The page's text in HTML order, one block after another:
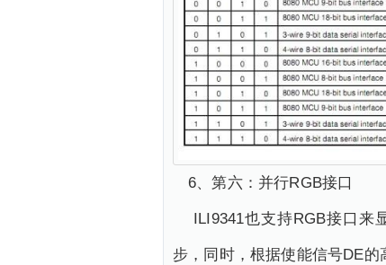
6、第六：并行RGB接口
ILI9341也支持RGB接口来
步，同时，根据使能信号DE的